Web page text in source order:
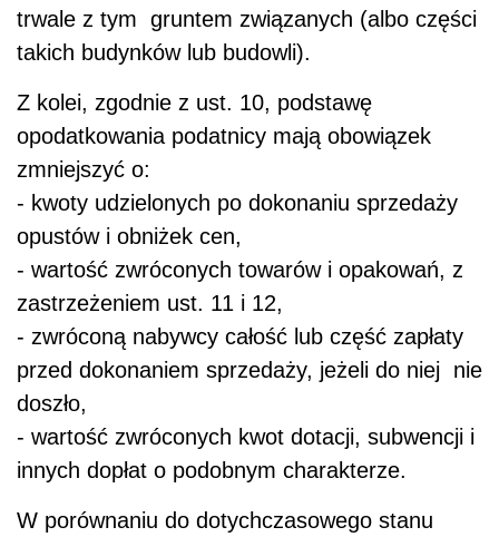
trwale z tym gruntem związanych (albo części
takich budynków lub budowli).
Z kolei, zgodnie z ust. 10, podstawę
opodatkowania podatnicy mają obowiązek
zmniejszyć o:
- kwoty udzielonych po dokonaniu sprzedaży
opustów i obniżek cen,
- wartość zwróconych towarów i opakowań, z
zastrzeżeniem ust. 11 i 12,
- zwróconą nabywcy całość lub część zapłaty
przed dokonaniem sprzedaży, jeżeli do niej nie
doszło,
- wartość zwróconych kwot dotacji, subwencji i
innych dopłat o podobnym charakterze.
W porównaniu do dotychczasowego stanu